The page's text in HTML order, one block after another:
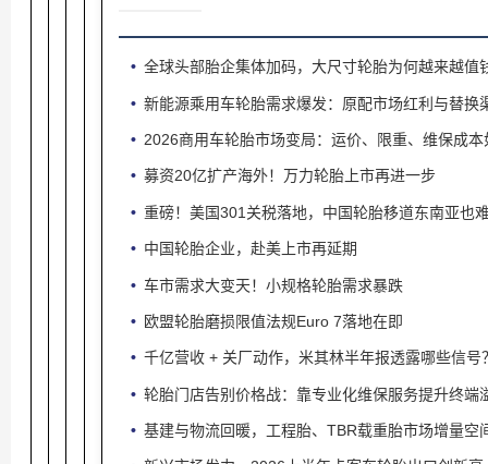
全球头部胎企集体加码，大尺寸轮胎为何越来越值
新能源乘用车轮胎需求爆发：原配市场红利与替换
2026商用车轮胎市场变局：运价、限重、维保成
募资20亿扩产海外！万力轮胎上市再进一步
重磅！美国301关税落地，中国轮胎移道东南亚也
中国轮胎企业，赴美上市再延期
车市需求大变天！小规格轮胎需求暴跌
欧盟轮胎磨损限值法规Euro 7落地在即
千亿营收 + 关厂动作，米其林半年报透露哪些信号
轮胎门店告别价格战：靠专业化维保服务提升终端
基建与物流回暖，工程胎、TBR载重胎市场增量空